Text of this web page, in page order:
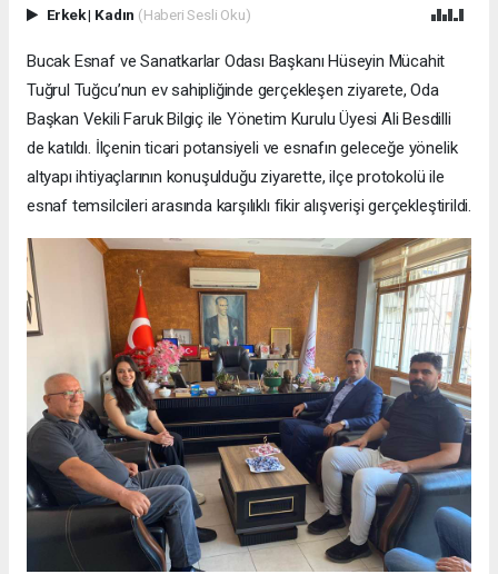
Erkek| Kadın (Haberi Sesli Oku)
Bucak Esnaf ve Sanatkarlar Odası Başkanı Hüseyin Mücahit
Tuğrul Tuğcu’nun ev sahipliğinde gerçekleşen ziyarete, Oda
Başkan Vekili Faruk Bilgiç ile Yönetim Kurulu Üyesi Ali Besdilli
de katıldı. İlçenin ticari potansiyeli ve esnafın geleceğe yönelik
altyapı ihtiyaçlarının konuşulduğu ziyarette, ilçe protokolü ile
esnaf temsilcileri arasında karşılıklı fikir alışverişi gerçekleştirildi.